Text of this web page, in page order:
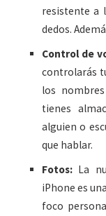
resistente a
dedos.
Control de
controlarás
los
tienes
alguien o
que hablar.
Fotos: La
iPhone es
foco